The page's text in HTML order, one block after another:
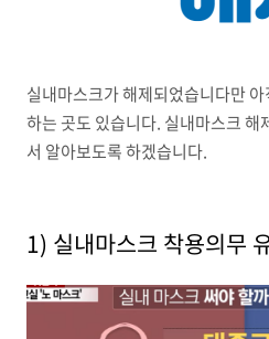
실내마스크가 해제되었습니다만
하는 곳도 있습니다. 실내마스크 해
서 알아보도록 하겠습니다.
1) 실내마스크 착용의무